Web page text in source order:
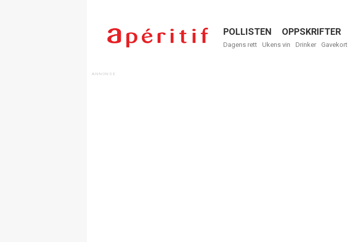
Menu
POLLISTEN OPPSKRIFTER
Dagens rett Ukens vin Drinker Gavekort